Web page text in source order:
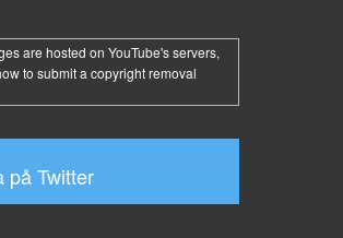
are hosted on YouTube's servers,
to submit a copyright removal
på Twitter